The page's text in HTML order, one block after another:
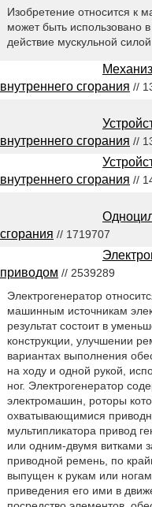
Изобретение относится к
может быть использовано
действие мускульной силой
внутреннего сгорания //
внутреннего сгорания //
внутреннего сгорания //
сгорания // 1719707
приводом // 2539289
Электрогенератор
машинным источникам
результат состоит в
конструкции, улучшении
вариантах выполнения
на ходу и одной рукой,
ног. Электрогенератор
электромашин, роторы
охватывающимися
мультипликатора привод
или одним-двумя витками
приводной ремень, по
выпущен к рукам или
приведения его ими в